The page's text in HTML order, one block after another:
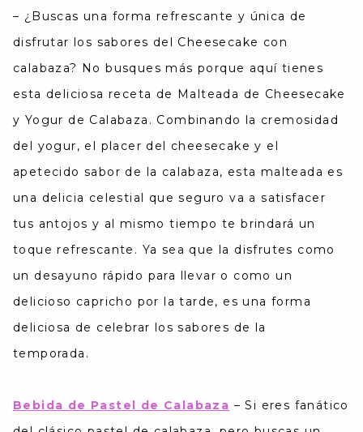
– ¿Buscas una forma refrescante y única de
disfrutar los sabores del Cheesecake con
calabaza? No busques más porque aquí tienes
esta deliciosa receta de Malteada de Cheesecake
y Yogur de Calabaza. Combinando la cremosidad
del yogur, el placer del cheesecake y el
apetecido sabor de la calabaza, esta malteada es
una delicia celestial que seguro va a satisfacer
tus antojos y al mismo tiempo te brindará un
toque refrescante. Ya sea que la disfrutes como
un desayuno rápido para llevar o como un
delicioso capricho por la tarde, es una forma
deliciosa de celebrar los sabores de la
temporada.
Bebida de Pastel de Calabaza –Si eres fanático